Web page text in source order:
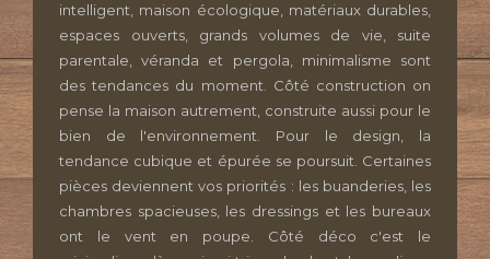
intelligent, maison écologique, matériaux durables,
espaces ouverts, grands volumes de vie, suite
parentale, véranda et pergola, minimalisme sont
des tendances du moment. Côté construction on
pense la maison autrement, construite aussi pour le
bien de l'environnement. Pour le design, la
tendance cubique et épurée se poursuit. Certaines
pièces deviennent vos priorités : les buanderies, les
chambres spacieuses, les dressings et les bureaux
ont le vent en poupe. Côté déco c'est le